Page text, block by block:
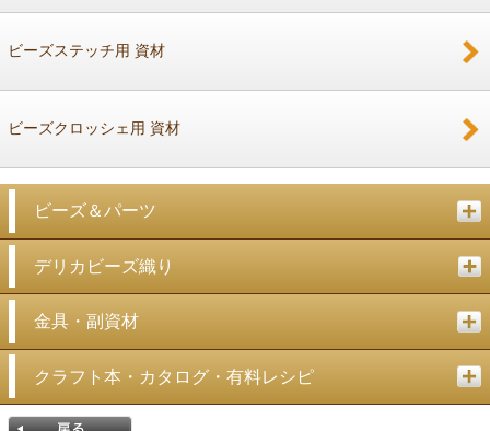
ビーズステッチ用 資材
ビーズクロッシェ用 資材
ビーズ＆パーツ
デリカビーズ織り
金具・副資材
クラフト本・カタログ・有料レシピ